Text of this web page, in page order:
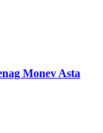
Monev Asta